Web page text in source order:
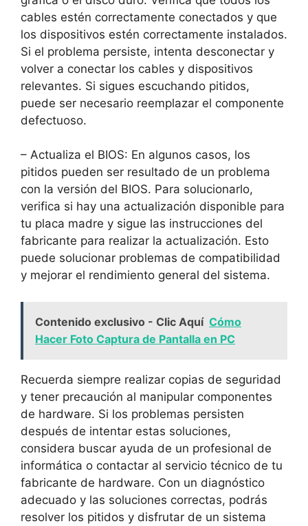
cables ⁣estén correctamente conectados y que
los dispositivos estén⁣ correctamente instalados.
Si el problema persiste, ​intenta desconectar y
volver a conectar los ‌cables​ y‌ dispositivos
relevantes. ⁣Si sigues escuchando pitidos,
puede ser necesario‌ reemplazar ⁢el componente
defectuoso.
– Actualiza ‌el BIOS: En ‌algunos casos, los
pitidos pueden⁣ ser resultado de ​un problema
con ​la versión del BIOS. Para solucionarlo,
verifica⁢ si hay una​ actualización disponible para
tu placa madre y‍ sigue las instrucciones del
fabricante ‌para realizar la actualización. Esto
puede⁢ solucionar problemas de compatibilidad⁤
y mejorar el rendimiento general del ⁤sistema.
Contenido exclusivo - Clic Aquí Cómo
Hacer Foto Captura de Pantalla en PC
Recuerda ⁢siempre realizar copias de seguridad
y tener precaución al manipular ‍componentes⁣
de hardware. Si los problemas ​persisten
después de intentar estas soluciones,⁢
considera buscar⁤ ayuda de un profesional de ​
informática ‍o ‍contactar ‌al servicio técnico de tu‌
fabricante de hardware.​ Con ⁤un diagnóstico
adecuado y las soluciones correctas, podrás
resolver‍ los ​pitidos y ‌disfrutar de un sistema